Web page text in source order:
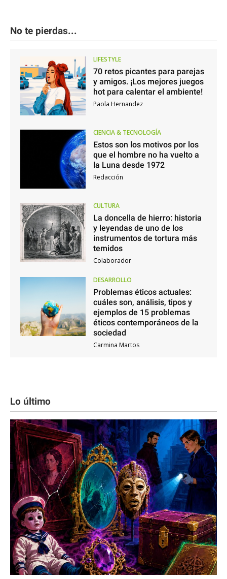
No te pierdas...
LIFESTYLE
70 retos picantes para parejas
y amigos. ¡Los mejores juegos
hot para calentar el ambiente!
Paola Hernandez
CIENCIA & TECNOLOGÍA
Estos son los motivos por los
que el hombre no ha vuelto a
la Luna desde 1972
Redacción
CULTURA
La doncella de hierro: historia
y leyendas de uno de los
instrumentos de tortura más
temidos
Colaborador
DESARROLLO
Problemas éticos actuales:
cuáles son, análisis, tipos y
ejemplos de 15 problemas
éticos contemporáneos de la
sociedad
Carmina Martos
Lo último